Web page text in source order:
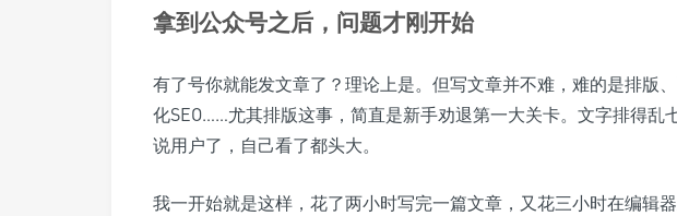
拿到公众号之后，问题才刚开始
有了号你就能发文章了？理论上是。但写文章并不难，难的是排版
化SEO……尤其排版这事，简直是新手劝退第一大关卡。文字排得乱
说用户了，自己看了都头大。
我一开始就是这样，花了两小时写完一篇文章，又花三小时在编辑